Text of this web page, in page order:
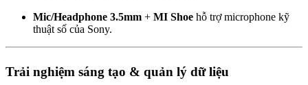
Mic/Headphone 3.5mm + MI Shoe hỗ trợ microphone kỹ
thuật số của Sony.
Trải nghiệm sáng tạo & quản lý dữ liệu